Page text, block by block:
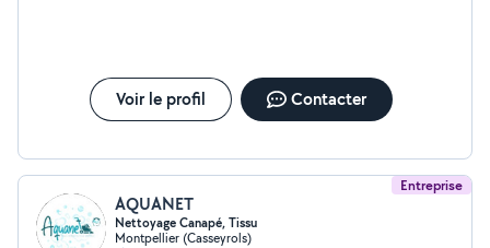
Voir le profil Contacter
Entreprise
AQUANET
Nettoyage Canapé, Tissu
Montpellier (Casseyrols)